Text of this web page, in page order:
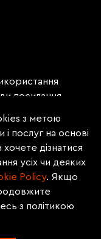
посилання
третього
або
ЗА
з метою
і послуг на основі
дізнатися
усіх чи деяких
Policy. Якщо
з політикою